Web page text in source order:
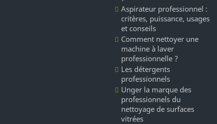
Aspirateur professionnel :
critères, puissance, usages
et conseils
Comment nettoyer une
machine à laver
professionnelle ?
Les détergents
professionnels
Unger la marque des
professionnels du
nettoyage de surfaces
vitrées